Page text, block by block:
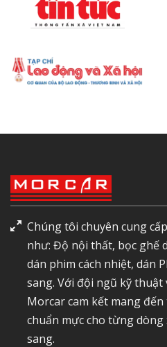
Chúng tôi chuyên cung
như: Độ nội thất, bọc ghế
dán phim cách nhiệt, dán
sang. Với đội ngũ kỹ thuật
Morcar cam kết mang
chuẩn mực cho từng dòng
sang.